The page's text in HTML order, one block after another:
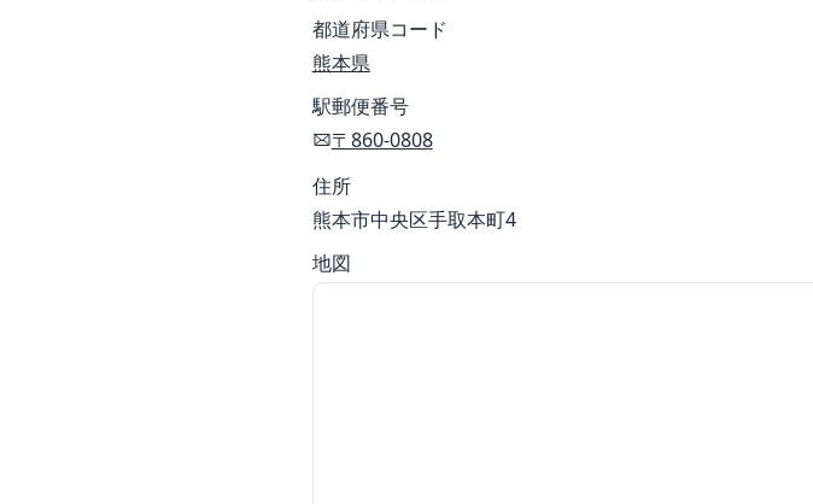
都道府県コード
熊本県
駅郵便番号
〒860-0808
住所
熊本市中央区手取本町4
地図